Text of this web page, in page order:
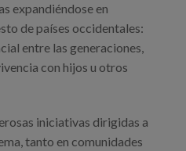
expandiéndose en
de países occidentales:
entre las generaciones,
con hijos u otros
iniciativas dirigidas a
tanto en comunidades